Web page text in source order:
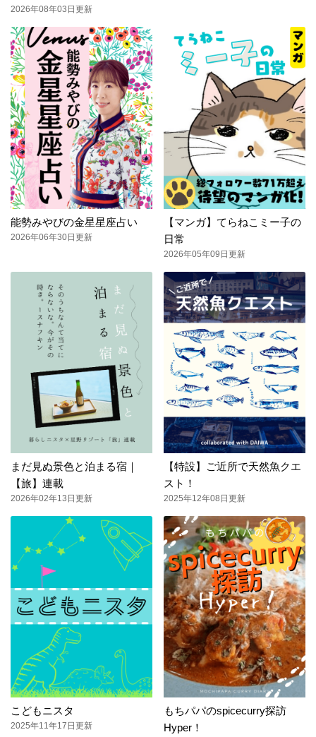
2026年08年03日更新
能勢みやびの金星星座占い
2026年06年30日更新
【マンガ】てらねこミー子の
日常
2026年05年09日更新
まだ見ぬ景色と泊まる宿｜
【旅】連載
2026年02年13日更新
【特設】ご近所で天然魚クエ
スト！
2025年12年08日更新
こどもニスタ
2025年11年17日更新
もちパパのspicecurry探訪
Hyper！